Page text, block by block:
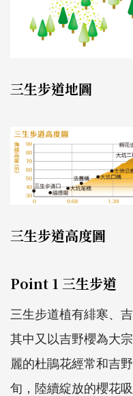
三生步道地圖
三生步道高度圖
Point 1 三生步道
三生步道植有緋寒、
其中又以吉野櫻為大
麗的杜鵑花經常和吉
旬，陸續綻放的櫻花